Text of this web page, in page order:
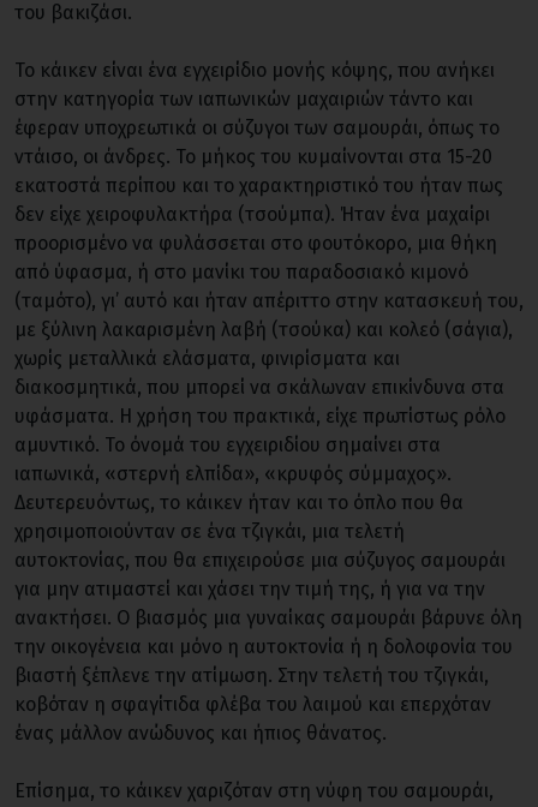
του βακιζάσι.
Το κάικεν είναι ένα εγχειρίδιο μονής κόψης, που ανήκει
στην κατηγορία των ιαπωνικών μαχαιριών τάντο και
έφεραν υποχρεωτικά οι σύζυγοι των σαμουράι, όπως το
ντάισο, οι άνδρες. Το μήκος του κυμαίνονται στα 15-20
εκατοστά περίπου και το χαρακτηριστικό του ήταν πως
δεν είχε χειροφυλακτήρα (τσούμπα). Ήταν ένα μαχαίρι
προορισμένο να φυλάσσεται στο φουτόκορο, μια θήκη
από ύφασμα, ή στο μανίκι του παραδοσιακό κιμονό
(ταμότο), γι’ αυτό και ήταν απέριττο στην κατασκευή του,
με ξύλινη λακαρισμένη λαβή (τσούκα) και κολεό (σάγια),
χωρίς μεταλλικά ελάσματα, φινιρίσματα και
διακοσμητικά, που μπορεί να σκάλωναν επικίνδυνα στα
υφάσματα. Η χρήση του πρακτικά, είχε πρωτίστως ρόλο
αμυντικό. Το όνομά του εγχειριδίου σημαίνει στα
ιαπωνικά, «στερνή ελπίδα», «κρυφός σύμμαχος».
Δευτερευόντως, το κάικεν ήταν και το όπλο που θα
χρησιμοποιούνταν σε ένα τζιγκάι, μια τελετή
αυτοκτονίας, που θα επιχειρούσε μια σύζυγος σαμουράι
για μην ατιμαστεί και χάσει την τιμή της, ή για να την
ανακτήσει. Ο βιασμός μια γυναίκας σαμουράι βάρυνε όλη
την οικογένεια και μόνο η αυτοκτονία ή η δολοφονία του
βιαστή ξέπλενε την ατίμωση. Στην τελετή του τζιγκάι,
κοβόταν η σφαγίτιδα φλέβα του λαιμού και επερχόταν
ένας μάλλον ανώδυνος και ήπιος θάνατος.
Επίσημα, το κάικεν χαριζόταν στη νύφη του σαμουράι,